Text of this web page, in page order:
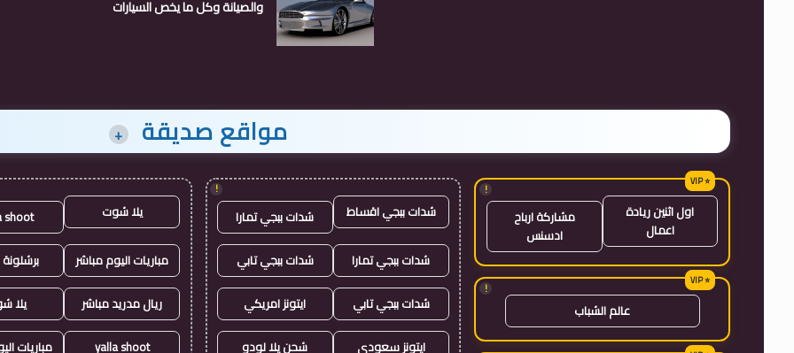
والصيانة وكل ما يخص السيارات
مواقع صديقة +
!
اول اثنين ريادة
اعمال
مشاركة ارباح
ادسنس
!
عالم الشباب
!
شدات ببجي اقساط شدات ببجي تمارا
شدات ببجي تمارا شدات ببجي تابي
شدات ببجي تابي ايتونز امريكي
ايتونز سعودي
شحن يلا لودو
يلا شوت shoot
مباريات اليوم مباشر
ريال مدريد مباشر يلا
yalla shoot مباريات